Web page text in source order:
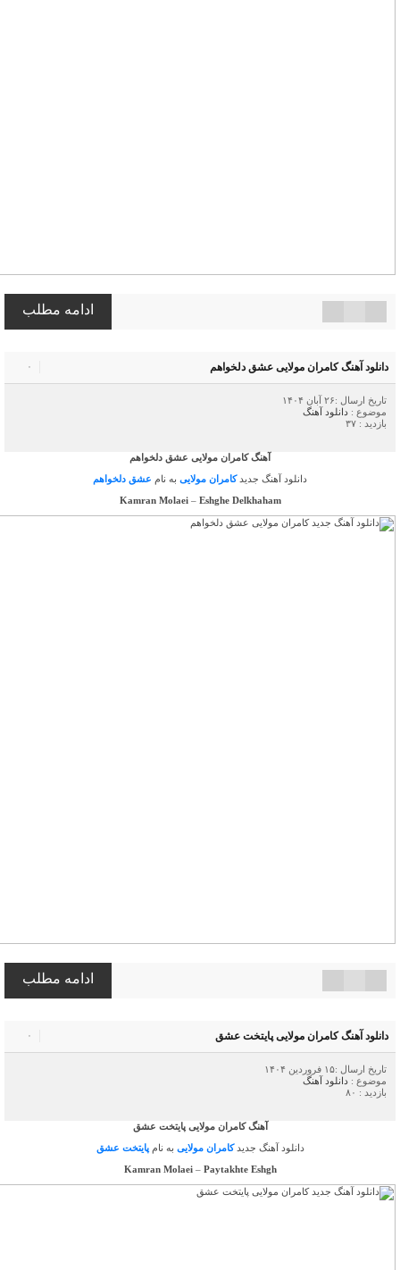
ادامه مطلب
۰ دانلود آهنگ کامران مولایی عشق دلخواهم
تاریخ ارسال :۲۶ آبان ۱۴۰۴
موضوع : دانلود آهنگ
بازدید : ۳۷
آهنگ کامران مولایی عشق دلخواهم
دانلود آهنگ جدید کامران مولایی به نام عشق دلخواهم
Kamran Molaei– Eshghe Delkhaham
ادامه مطلب
۰ دانلود آهنگ کامران مولایی پایتخت عشق
تاریخ ارسال :۱۵ فروردین ۱۴۰۴
موضوع : دانلود آهنگ
بازدید : ۸۰
آهنگ کامران مولایی پایتخت عشق
دانلود آهنگ جدید کامران مولایی به نامپایتخت عشق
Kamran Molaei– Paytakhte Eshgh